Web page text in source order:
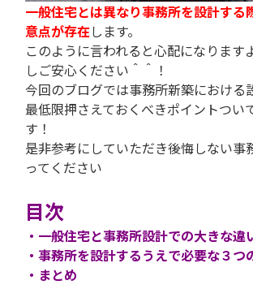
一般住宅とは異なり事務所を設計する
意点が存在します。
このように言われると心配になります
しご安心ください＾＾！
今回のブログでは事務所新築における
最低限押さえておくべきポイントつい
す！
是非参考にしていただき後悔しない事
ってください
目次
・一般住宅と事務所設計での大きな違
・事務所を設計するうえで必要な３つ
・まとめ